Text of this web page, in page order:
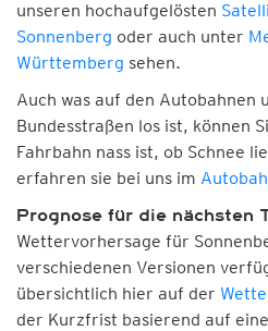
unseren hochaufgelösten
Sonnenberg oder auch unter
Württemberg sehen.
Auch was auf den Autobahnen
Bundesstraßen los ist, können
Fahrbahn nass ist, ob Schnee
erfahren sie bei uns im
Prognose für die nächsten
Wettervorhersage für
verschiedenen Versionen
übersichtlich hier auf der
der Kurzfrist basierend auf